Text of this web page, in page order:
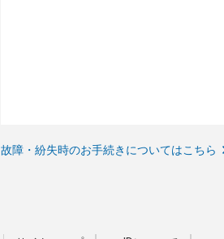
故障・紛失時のお手続きについてはこちら